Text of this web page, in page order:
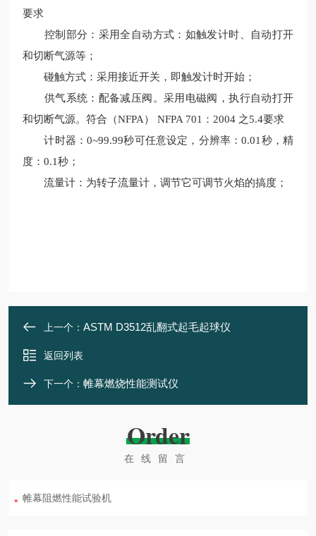
要求
控制部分：采用全自动方式：如触发计时、自动打开
和切断气源等；
碰触方式：采用接近开关，即触发计时开始；
供气系统：配备减压阀。采用电磁阀，执行自动打开
和切断气源。符合（NFPA） NFPA 701：2004 之5.4要求
计时器：0~99.99秒可任意设定，分辨率：0.01秒，精
度：0.1秒；
流量计：为转子流量计，调节它可调节火焰的搞度；
上一个： ASTM D3512乱翻式起毛起球仪
返回列表
下一个： 帷幕燃烧性能测试仪
Order
在线留言